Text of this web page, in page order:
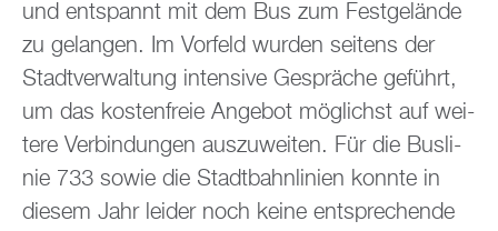
und ent­spannt mit dem Bus zum Fest­ge­län­de
zu ge­lan­gen. Im Vor­feld wur­den sei­tens der
Stadt­ver­wal­tung in­ten­si­ve Ge­sprä­che ge­führt,
um das kos­ten­freie An­ge­bot mög­lichst auf wei­
te­re Ver­bin­dun­gen aus­zu­wei­ten. Für die Bus­li­
nie 733 sowie die Stadt­bahn­li­ni­en konn­te in
die­sem Jahr lei­der noch keine ent­spre­chen­de